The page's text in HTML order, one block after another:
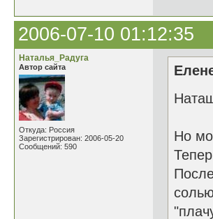
2006-07-10 01:12:35
Наталья_Радуга
Автор сайта
Откуда: Россия
Зарегистрирован: 2006-05-20
Сообщений: 590
Но